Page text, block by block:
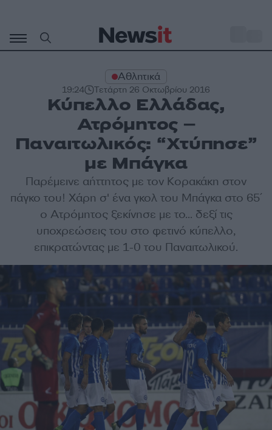
περιεχόμενο
Αθλητικά
19:24 Τετάρτη 26 Οκτωβρίου 2016
Κύπελλο Ελλάδας,
Ατρόμητος –
Παναιτωλικός: “Χτύπησε”
με Μπάγκα
Παρέμεινε αήττητος με τον Κορακάκη στον
πάγκο του! Χάρη σ' ένα γκολ του Μπάγκα στο 65΄
ο Ατρόμητος ξεκίνησε με το... δεξί τις
υποχρεώσεις του στο φετινό κύπελλο,
επικρατώντας με 1-0 του Παναιτωλικού.